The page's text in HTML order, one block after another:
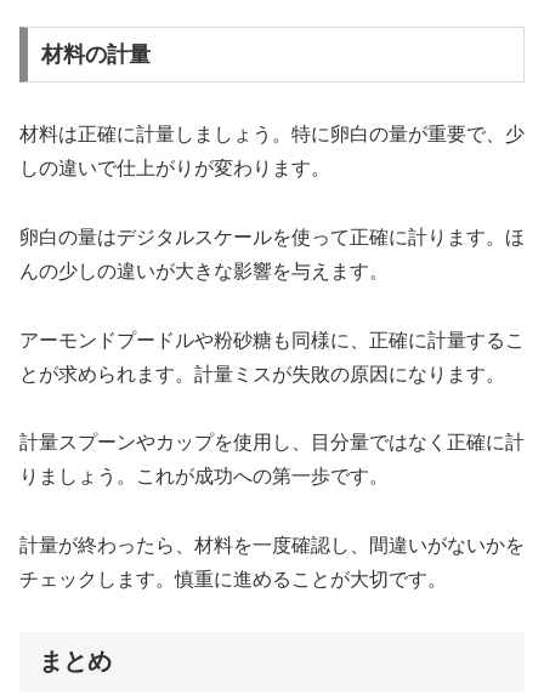
材料の計量
材料は正確に計量しましょう。特に卵白の量が重要で、少
しの違いで仕上がりが変わります。
卵白の量はデジタルスケールを使って正確に計ります。ほ
んの少しの違いが大きな影響を与えます。
アーモンドプードルや粉砂糖も同様に、正確に計量するこ
とが求められます。計量ミスが失敗の原因になります。
計量スプーンやカップを使用し、目分量ではなく正確に計
りましょう。これが成功への第一歩です。
計量が終わったら、材料を一度確認し、間違いがないかを
チェックします。慎重に進めることが大切です。
まとめ